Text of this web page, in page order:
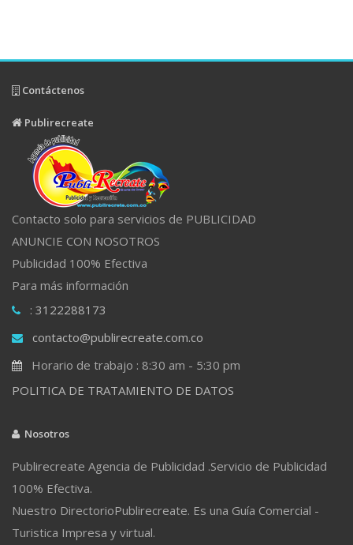
Contáctenos
Publirecreate
Contacto solo para servicios de PUBLICIDAD
ANUNCIE CON NOSOTROS
Publicidad 100% Efectiva
Para más información
: 3122288173
contacto@publirecreate.com.co
Horario de trabajo : 8:30 am - 5:30 pm
POLITICA DE TRATAMIENTO DE DATOS
Nosotros
Publirecreate Agencia de Publicidad .Servicio de Publicidad
100% Efectiva.
Nuestro DirectorioPublirecreate. Es una Guía Comercial -
Turistica Impresa y virtual.